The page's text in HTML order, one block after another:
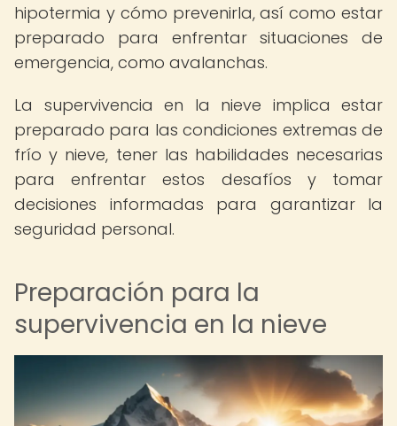
hipotermia y cómo prevenirla, así como estar
preparado para enfrentar situaciones de
emergencia, como avalanchas.
La supervivencia en la nieve implica estar
preparado para las condiciones extremas de
frío y nieve, tener las habilidades necesarias
para enfrentar estos desafíos y tomar
decisiones informadas para garantizar la
seguridad personal.
Preparación para la
supervivencia en la nieve